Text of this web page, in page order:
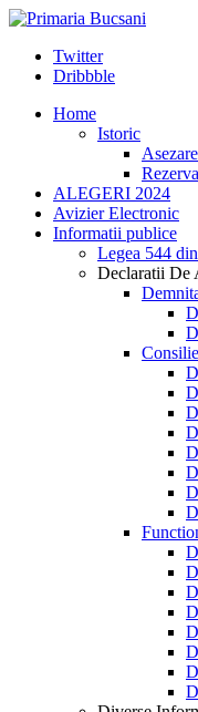
Twitter
Dribbble
Home
Istoric
ALEGERI 2024
Avizier Electronic
Informatii publice
Legea 544
Declaratii De